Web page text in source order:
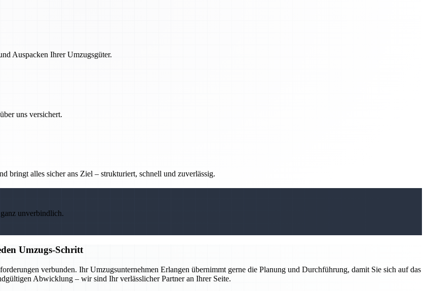
Auspacken Ihrer Umzugsgüter.
uns versichert.
bringt alles sicher ans Ziel – strukturiert, schnell und zuverlässig.
unverbindlich.
Umzugs-Schritt
verbunden. Ihr Umzugsunternehmen Erlangen übernimmt gerne die Planung und Durchführung, damit Sie sich auf das
Abwicklung – wir sind Ihr verlässlicher Partner an Ihrer Seite.